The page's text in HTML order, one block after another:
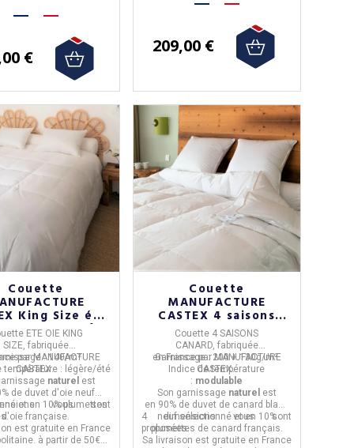
€
209,00 €
Couette
King Size été
140g/m² -
2 tailles
ETE OIE KING
SIZE, fabriquée
parMANUFACTURE
CASTEX.
:140/m²
température : légère/été
naturel est
de duvet d'oie neuf
et en 10% plumettes
d'oie française.
vous sont
est gratuite en France
à partir de 50€
Couette
MANUFACTURE
CASTEX 4 saisons
canard chaleur
modulable 200g +
130g/m² - 4 tailles
Couette 4 SAISONS
CANARD, fabriquée
enFranceparMANUFACTURE
CASTEX.
Garnissage :200 + 130g/m²
Indice de température
: modulable
Son garnissage naturel est
en 90% de duvet de canard blanc
neuf sélectionné et en 10%
plumettes de canard français.
4 dimensionsvous sont
proposées.
Sa livraison est gratuite en France